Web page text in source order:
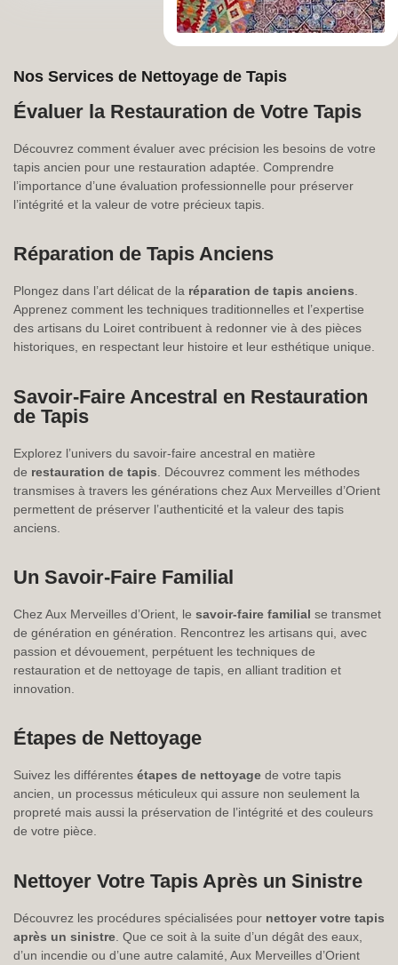
Nos Services de Nettoyage de Tapis
Évaluer la Restauration de Votre Tapis
Découvrez comment évaluer avec précision les besoins de votre
tapis ancien pour une restauration adaptée. Comprendre
l’importance d’une évaluation professionnelle pour préserver
l’intégrité et la valeur de votre précieux tapis.
Réparation de Tapis Anciens
Plongez dans l’art délicat de la réparation de tapis anciens.
Apprenez comment les techniques traditionnelles et l’expertise
des artisans du Loiret contribuent à redonner vie à des pièces
historiques, en respectant leur histoire et leur esthétique unique.
Savoir-Faire Ancestral en Restauration
de Tapis
Explorez l’univers du savoir-faire ancestral en matière
de restauration de tapis . Découvrez comment les méthodes
transmises à travers les générations chez Aux Merveilles d’Orient
permettent de préserver l’authenticité et la valeur des tapis
anciens.
Un Savoir-Faire Familial
Chez Aux Merveilles d’Orient, le savoir-faire familial se transmet
de génération en génération. Rencontrez les artisans qui, avec
passion et dévouement, perpétuent les techniques de
restauration et de nettoyage de tapis, en alliant tradition et
innovation.
Étapes de Nettoyage
Suivez les différentes étapes de nettoyage de votre tapis
ancien, un processus méticuleux qui assure non seulement la
propreté mais aussi la préservation de l’intégrité et des couleurs
de votre pièce.
Nettoyer Votre Tapis Après un Sinistre
Découvrez les procédures spécialisées pour nettoyer votre tapis
après un sinistre . Que ce soit à la suite d’un dégât des eaux,
d’un incendie ou d’une autre calamité, Aux Merveilles d’Orient